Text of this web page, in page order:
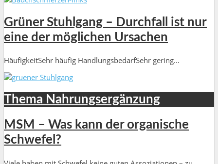
Grüner Stuhlgang – Durchfall ist nur
eine der möglichen Ursachen
HäufigkeitSehr häufig HandlungsbedarfSehr gering...
Thema Nahrungsergänzung
MSM – Was kann der organische
Schwefel?